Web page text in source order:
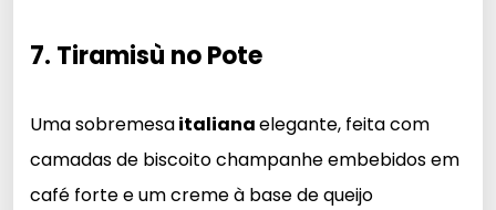
7. Tiramisù no Pote
Uma sobremesaitalianaelegante, feita com
camadas de biscoito champanhe embebidos em
café forte e um creme à base de queijo